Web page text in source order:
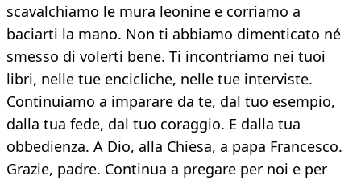
scavalchiamo le mura leonine e corriamo a
baciarti la mano. Non ti abbiamo dimenticato né
smesso di volerti bene. Ti incontriamo nei tuoi
libri, nelle tue encicliche, nelle tue interviste.
Continuiamo a imparare da te, dal tuo esempio,
dalla tua fede, dal tuo coraggio. E dalla tua
obbedienza. A Dio, alla Chiesa, a papa Francesco.
Grazie, padre. Continua a pregare per noi e per